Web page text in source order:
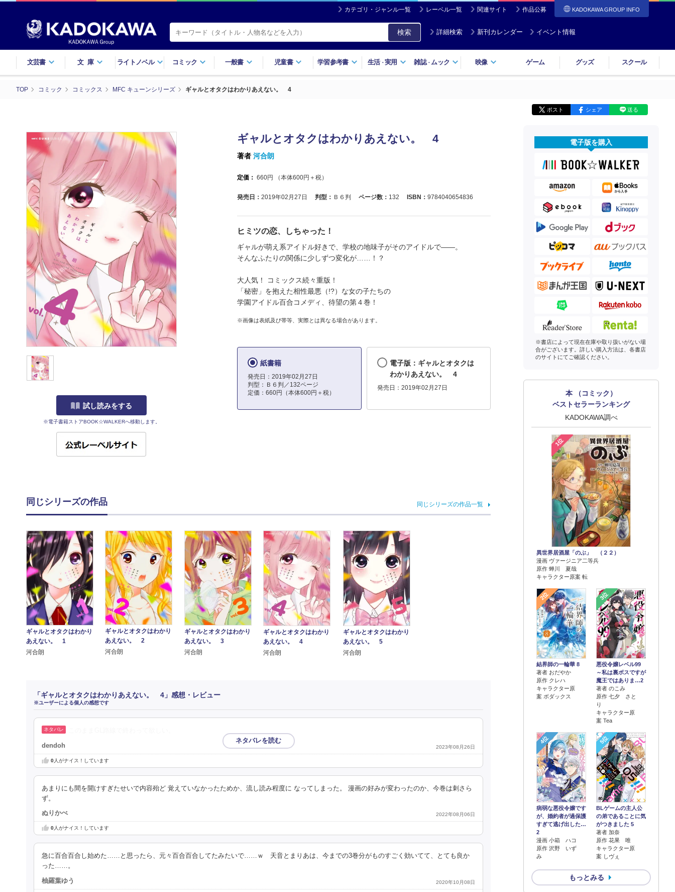
カテゴリ・ジャンル一覧 レーベル一覧 関連サイト 作品公募 KADOKAWA GROUP INFO
検索 詳細検索 新刊カレンダー イベント情報
文芸書 文庫 ライトノベル コミック 一般書 児童書 学習参考書 生活・実用 雑誌・ ムック 映像 ゲーム グッズ スクール
TOP コミック コミックス MFC キューンシリーズ ギャルとオタクはわかりあえない。 4
ポスト シェア 送る
試し読みをする
※電子書籍ストアBOOK☆WALKERへ移動します。
ギャルとオタクはわかりあえない。 4
著者 河合朗
定価： 660円 （本体600円＋税）
発売日： 2019年02月27日 判型： Ｂ６判 ページ数： 132 ISBN： 9784040654836
ヒミツの恋、しちゃった！
ギャルが萌え系アイドル好きで、学校の地味子がそのアイドルで――。
そんなふたりの関係に少しずつ変化が……！？
大人気！ コミックス続々重版！
「秘密」を抱えた相性最悪（!?）な女の子たちの
学園アイドル百合コメディ、待望の第４巻！
※画像は表紙及び帯等、実際とは異なる場合があります。
紙書籍
発売日：2019年02月27日
判型：Ｂ６判／132ページ
定価：660円（本体600円＋税）
電子版：ギャルとオタクは
わかりあえない。 4
発売日：2019年02月27日
同じシリーズの作品 同じシリーズの作品一覧
ギャルとオタクはわかり
あえない。 1
河合朗
ギャルとオタクはわかり
あえない。 2
河合朗
ギャルとオタクはわかり
あえない。 3
河合朗
ギャルとオタクはわかり
あえない。 4
河合朗
ギャルとオタクはわかり
あえない。 5
河合朗
「ギャルとオタクはわかりあえない。 4」感想・レビュー
※ユーザーによる個人の感想です
dendoh 2023年08月26日
0人がナイス！しています
あまりにも間を開けすぎたせいで内容殆ど 覚えていなかったためか、流し読み程度に なってしまった。 漫画の好みが変わったのか、今巻は刺さら
ず。
ぬりかべ 2022年08月06日
0人がナイス！しています
急に百合百合し始めた……と思ったら、元々百合百合してたみたいで……ｗ 天音とまりあは、今までの3巻分がものすごく効いてて、とても良か
った……。
柚羅葉ゆう 2020年10月08日
電子版を購入
※書店によって現在在庫や取り扱いがない場
合がございます。詳しい購入方法は、各書店
のサイトにてご確認ください。
本 （コミック）
ベストセラーランキング
KADOKAWA調べ
1位
異世界居酒屋「のぶ」 （２２）
漫画 ヴァージニア二等兵
原作 蝉川 夏哉
キャラクター原案 転
2位
結界師の一輪華 8
著者 おだやか
原作 クレハ
キャラクター原
案 ボダックス
3位
悪役令嬢レベル99
～私は裏ボスですが
魔王ではありま…2
著者 のこみ
原作 七夕 さと
り
キャラクター原
案 Tea
4位
病弱な悪役令嬢です
が、婚約者が過保護
すぎて逃げ出した…
2
漫画 小箱 ハコ
原作 沢野 いず
み
5位
BLゲームの主人公
の弟であることに気
がつきました 5
著者 加奈
原作 花果 唯
キャラクター原
案 しヴぇ
もっとみる